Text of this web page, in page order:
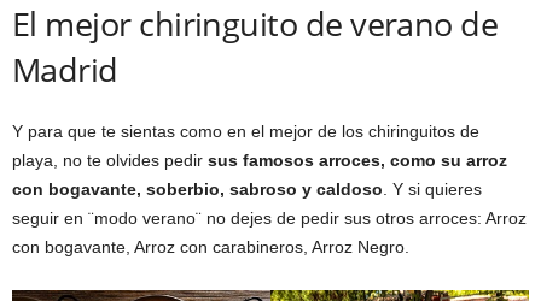
El mejor chiringuito de verano de
Madrid
Y para que te sientas como en el mejor de los chiringuitos de
playa, no te olvides pedir sus famosos arroces, como su arroz
con bogavante, soberbio, sabroso y caldoso. Y si quieres
seguir en ¨modo verano¨ no dejes de pedir sus otros arroces: Arroz
con bogavante, Arroz con carabineros, Arroz Negro.